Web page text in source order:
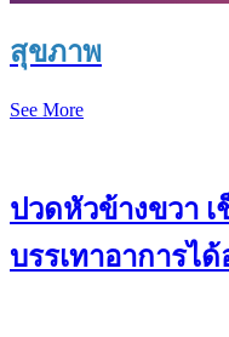
สุขภาพ
See More
ปวดหัวข้างขวา
บรรเทาอาการได้